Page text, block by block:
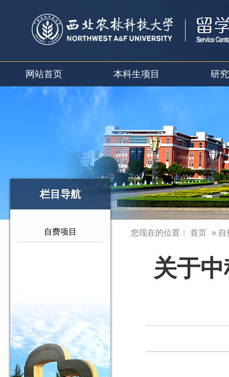
网站首页 本科生项目 研
栏目导航
自费项目 您现在的位置： 首页 » 自
关于